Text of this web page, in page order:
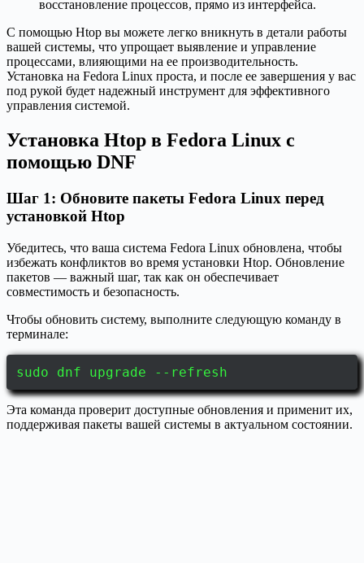
восстановление процессов, прямо из интерфейса.
С помощью Htop вы можете легко вникнуть в детали работы
вашей системы, что упрощает выявление и управление
процессами, влияющими на ее производительность.
Установка на Fedora Linux проста, и после ее завершения у вас
под рукой будет надежный инструмент для эффективного
управления системой.
Установка Htop в Fedora Linux с
помощью DNF
Шаг 1: Обновите пакеты Fedora Linux перед
установкой Htop
Убедитесь, что ваша система Fedora Linux обновлена, чтобы
избежать конфликтов во время установки Htop. Обновление
пакетов — важный шаг, так как он обеспечивает
совместимость и безопасность.
Чтобы обновить систему, выполните следующую команду в
терминале:
sudo dnf upgrade --refresh
Эта команда проверит доступные обновления и применит их,
поддерживая пакеты вашей системы в актуальном состоянии.